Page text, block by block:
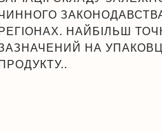
РЕГІОНАХ. НАЙБІЛЬШ
НА УПАКОВЦІ
ПРОДУКТУ..